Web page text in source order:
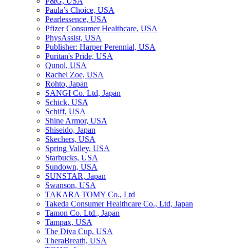
Paula’s Choice, USA
Pearlessence, USA
Pfizer Consumer Healthcare, USA
PhysAssist, USA
Publisher: Harper Perennial, USA
Puritan's Pride, USA
Qunol, USA
Rachel Zoe, USA
Rohto, Japan
SANGI Co. Ltd, Japan
Schick, USA
Schiff, USA
Shine Armor, USA
Shiseido, Japan
Skechers, USA
Spring Valley, USA
Starbucks, USA
Sundown, USA
SUNSTAR, Japan
Swanson, USA
TAKARA TOMY Co., Ltd
Takeda Consumer Healthcare Co., Ltd, Japan
Tamon Co. Ltd., Japan
Tampax, USA
The Diva Cup, USA
TheraBreath, USA